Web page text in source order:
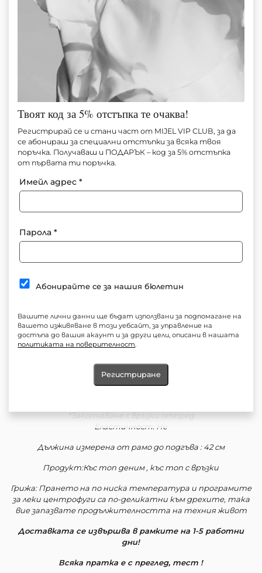
ТОП DENIM WITH TIES
Артикул № M1462
90.00€ (176.02 лв.) 45.00€ (88.01 лв.)
XS S M
Количество:
В количката
Бърза поръчка: +359 897 91 55 71
Добави в любими
Състав: 100% Полиестер
*Закопчаване с връзки отпред
Еластичност: Не
Дължина измерена от рамо до подгъва : 42 см
Продукт:Къс топ деним , къс топ с връзки
Грижа: Прането на по ниска температура и програмите
за леки центрофуги са по-деликатни към дрехите, така
вие запазвате продължителността на техния живот
Доставката се извършва в рамките на 1-5 работни
дни!
Всяка пратка е с преглед, тест !
Твоят код за 5% отстъпка те очаква!
Регистрирай се и стани част от MIJEL VIP CLUB, за да
се абонираш за специални отстъпки за всяка твоя
поръчка. Получаваш и ПОДАРЪК – код за 5% отстъпка
от първата ти поръчка.
Имейл адрес*
Парола*
Абонирайте се за нашия бюлетин
Вашите лични данни ще бъдат използвани за подпомагане на
вашето изживяване в този уебсайт, за управление на
достъпа до вашия акаунт и за други цели, описани в нашата
политиката на поверителност.
Регистриране